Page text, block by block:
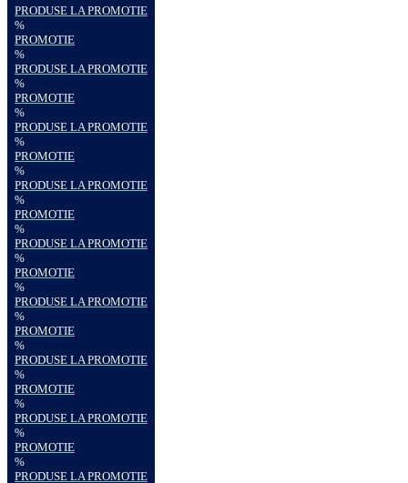
PRODUSE LA PROMOTIE
%
PROMOTIE
%
PRODUSE LA PROMOTIE
%
PROMOTIE
%
PRODUSE LA PROMOTIE
%
PROMOTIE
%
PRODUSE LA PROMOTIE
%
PROMOTIE
%
PRODUSE LA PROMOTIE
%
PROMOTIE
%
PRODUSE LA PROMOTIE
%
PROMOTIE
%
PRODUSE LA PROMOTIE
%
PROMOTIE
%
PRODUSE LA PROMOTIE
%
PROMOTIE
%
PRODUSE LA PROMOTIE